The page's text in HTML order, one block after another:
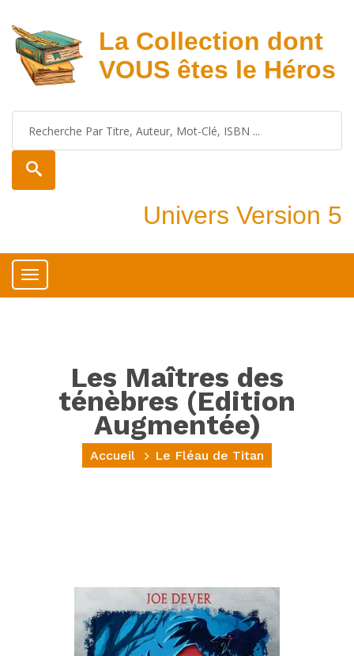
La Collection dont
VOUS êtes le Héros
Univers Version 5
Toggle
Les Maîtres des
ténèbres (Edition
Augmentée)
Accueil Le Fléau de Titan